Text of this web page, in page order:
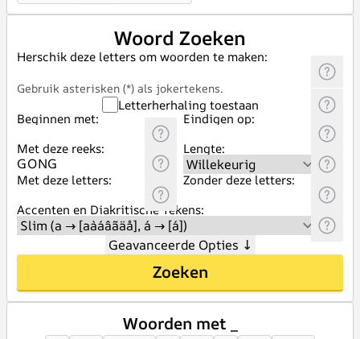
Woord Zoeken
Herschik deze letters om woorden te maken:
Gebruik asterisken (*) als jokertekens.
Letterherhaling toestaan
Beginnen met:
Eindigen op:
Met deze reeks:
Lengte:
Met deze letters:
Zonder deze letters:
Accenten en Diakritische Tekens:
Geavanceerde Opties ↓
Zoeken
Woorden met _